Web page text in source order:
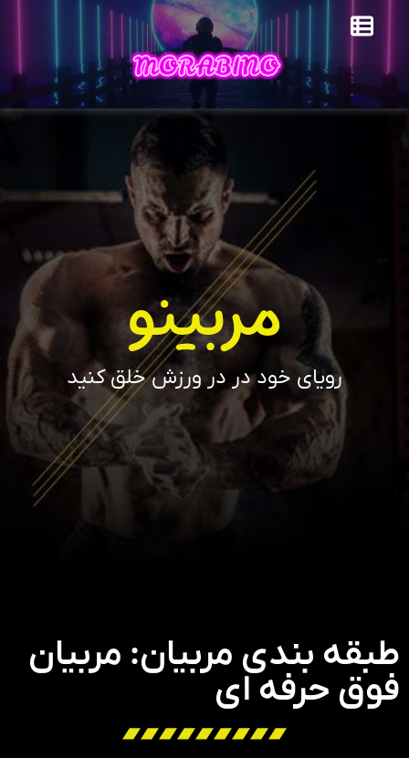
مربینو
رویای خود در در ورزش خلق کنید
طبقه بندی مربیان: مربیان
فوق حرفه ای